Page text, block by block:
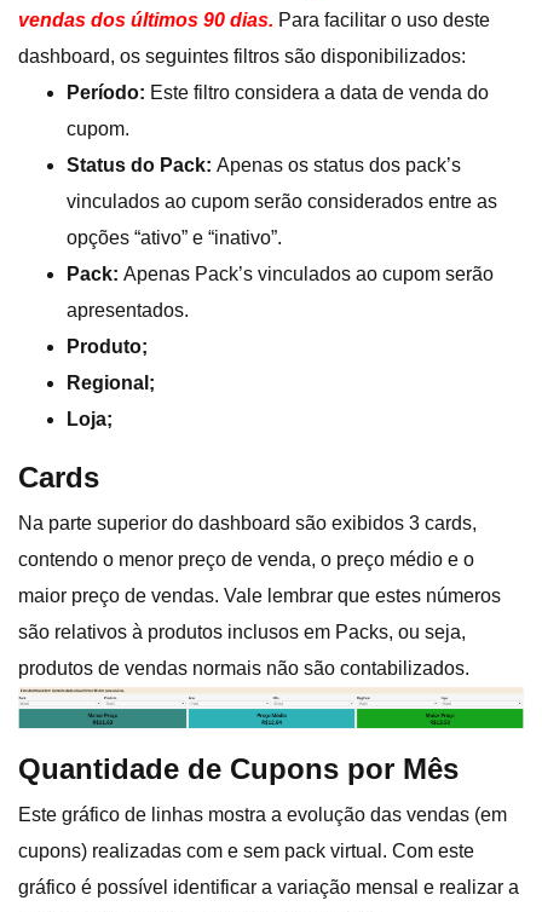
vendas dos últimos 90 dias. Para facilitar o uso deste
dashboard, os seguintes filtros são disponibilizados:
Período: Este filtro considera a data de venda do
cupom.
Status do Pack: Apenas os status dos pack’s
vinculados ao cupom serão considerados entre as
opções “ativo” e “inativo”.
Pack: Apenas Pack’s vinculados ao cupom serão
apresentados.
Produto;
Regional;
Loja;
Cards
Na parte superior do dashboard são exibidos 3 cards,
contendo o menor preço de venda, o preço médio e o
maior preço de vendas. Vale lembrar que estes números
são relativos à produtos inclusos em Packs, ou seja,
produtos de vendas normais não são contabilizados.
Quantidade de Cupons por Mês
Este gráfico de linhas mostra a evolução das vendas (em
cupons) realizadas com e sem pack virtual. Com este
gráfico é possível identificar a variação mensal e realizar a